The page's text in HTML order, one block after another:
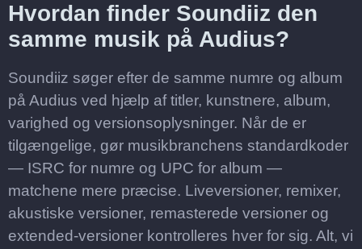
Hvordan finder Soundiiz den
samme musik på Audius?
Soundiiz søger efter de samme numre og album
på Audius ved hjælp af titler, kunstnere, album,
varighed og versionsoplysninger. Når de er
tilgængelige, gør musikbranchens standardkoder
— ISRC for numre og UPC for album —
matchene mere præcise. Liveversioner, remixer,
akustiske versioner, remasterede versioner og
extended-versioner kontrolleres hver for sig. Alt, vi